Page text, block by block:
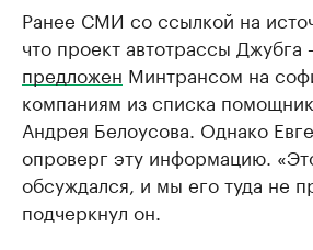
Ранее СМИ со ссылкой на
что проект автотрассы
предложен Минтрансом на
компаниям из списка
Андрея Белоусова. Однако
опроверг эту информацию.
обсуждался, и мы его туда не
подчеркнул он.